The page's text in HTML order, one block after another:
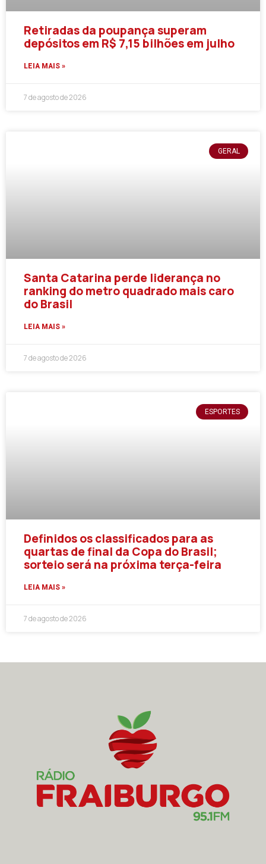
Retiradas da poupança superam
depósitos em R$ 7,15 bilhões em julho
LEIA MAIS »
7 de agosto de 2026
GERAL
Santa Catarina perde liderança no
ranking do metro quadrado mais caro
do Brasil
LEIA MAIS »
7 de agosto de 2026
ESPORTES
Definidos os classificados para as
quartas de final da Copa do Brasil;
sorteio será na próxima terça-feira
LEIA MAIS »
7 de agosto de 2026